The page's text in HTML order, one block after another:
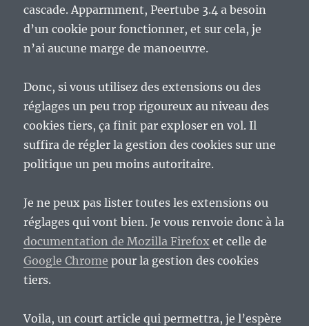
cascade. Apparmment, Peertube 3.4 a besoin
d’un cookie pour fonctionner, et sur cela, je
n’ai aucune marge de manoeuvre.
Donc, si vous utilisez des extensions ou des
réglages un peu trop rigoureux au niveau des
cookies tiers, ça finit par exploser en vol. Il
suffira de régler la gestion des cookies sur une
politique un peu moins autoritaire.
Je ne peux pas lister toutes les extensions ou
réglages qui vont bien. Je vous renvoie donc à la
documentation de Mozilla Firefox et celle de
Google Chrome pour la gestion des cookies
tiers.
Voila, un court article qui permettra, je l’espère